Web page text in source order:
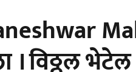
। विठ्ठल